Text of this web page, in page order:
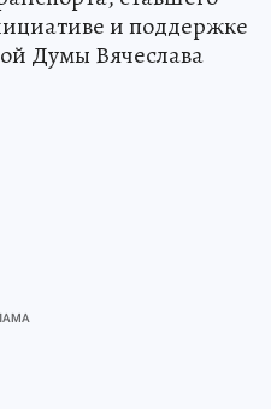
и поддержке
Думы Вячеслава